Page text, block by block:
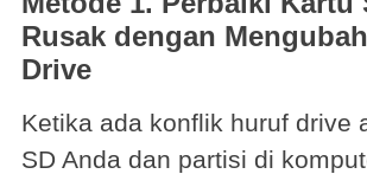
Rusak dengan
Drive
Ketika ada konflik huruf drive
SD Anda dan partisi di